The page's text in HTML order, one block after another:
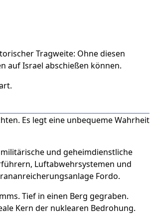
Tragweite: Ohne diesen
auf Israel abschießen können.
Es legt eine unbequeme Wahrheit
und geheimdienstliche
Luftabwehrsystemen und
Fordo.
Tief in einen Berg gegraben.
Kern der nuklearen Bedrohung.